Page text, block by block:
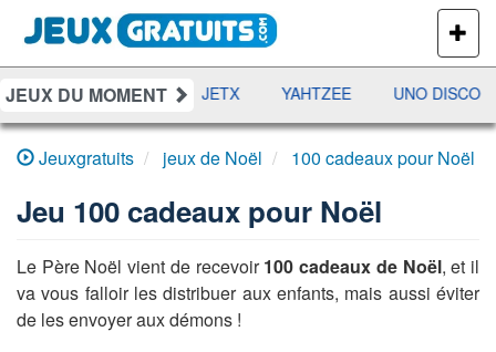
PLUS
DE
JEUX
JEUX DU MOMENT
DAMES RAMI JETX YAHTZEE UNO DISCO
Jeuxgratuits jeux de Noël 100 cadeaux pour Noël
Jeu 100 cadeaux pour Noël
Le Père Noël vient de recevoir100 cadeaux de Noël, et il
va vous falloir les distribuer aux enfants, mais aussi éviter
de les envoyer aux démons !